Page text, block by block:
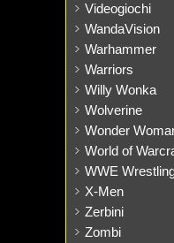
Videogiochi
WandaVision
Warhammer
Warriors
Willy Wonka
Wolverine
Wonder
World of
WWE
X-Men
Zerbini
Zombi